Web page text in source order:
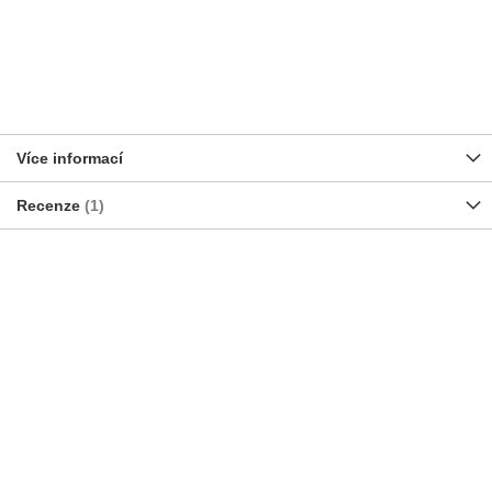
Více informací
Recenze 1